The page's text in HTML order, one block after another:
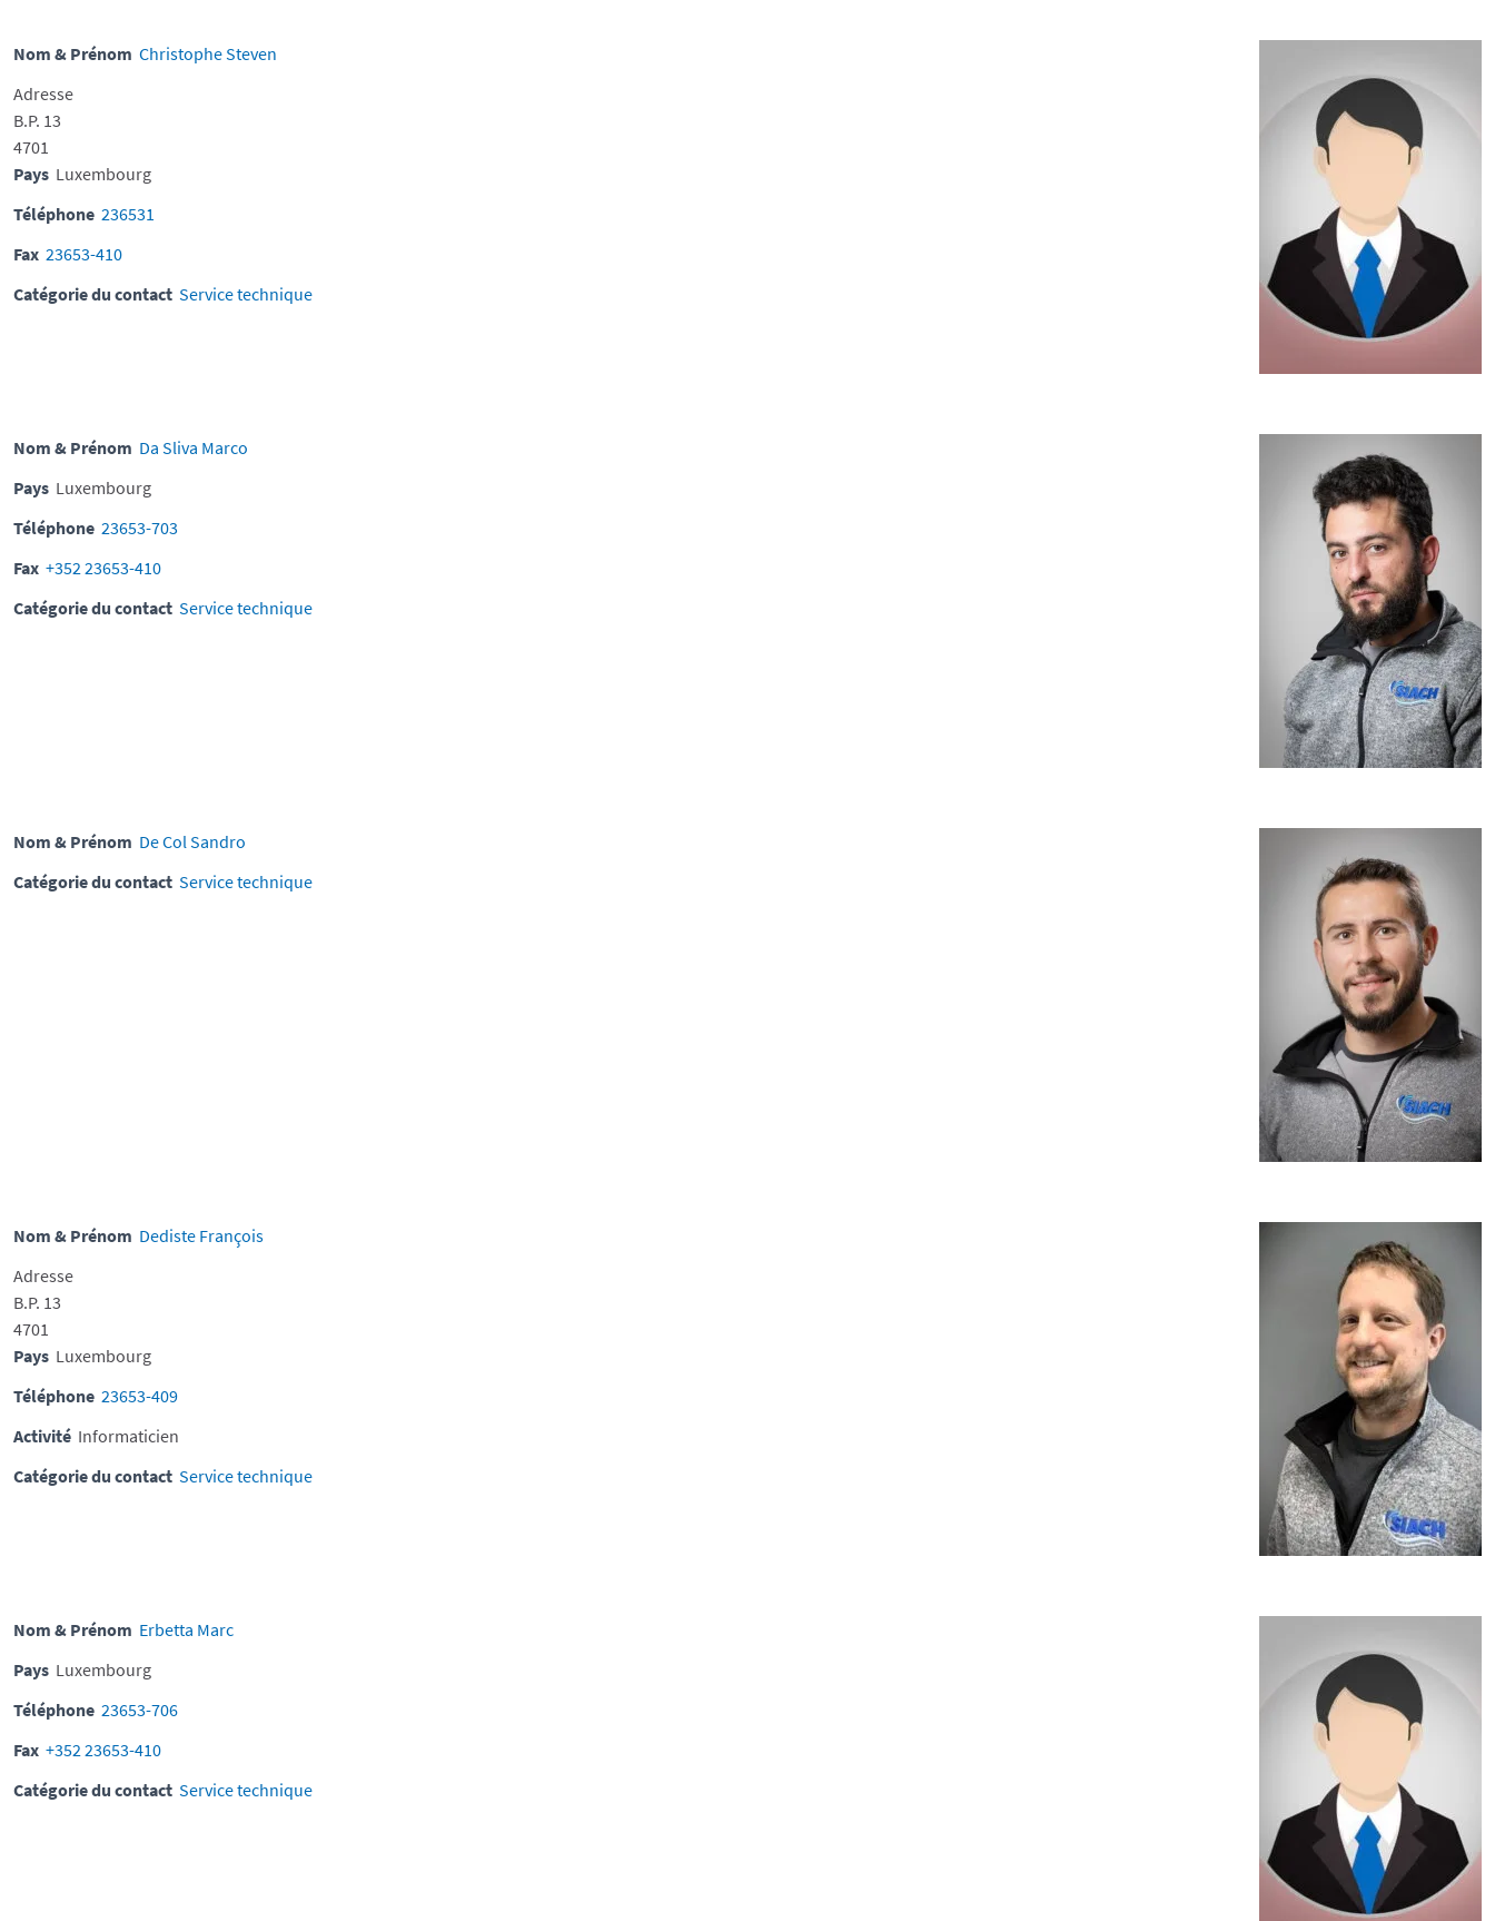
Nom & Prénom Christophe Steven
Adresse
B.P. 13
4701
Pays Luxembourg
Téléphone 236531
Fax 23653-410
Catégorie du contact Service technique
Nom & Prénom Da Sliva Marco
Pays Luxembourg
Téléphone 23653-703
Fax +352 23653-410
Catégorie du contact Service technique
Nom & Prénom De Col Sandro
Catégorie du contact Service technique
Nom & Prénom Dediste François
Adresse
B.P. 13
4701
Pays Luxembourg
Téléphone 23653-409
Activité Informaticien
Catégorie du contact Service technique
Nom & Prénom Erbetta Marc
Pays Luxembourg
Téléphone 23653-706
Fax +352 23653-410
Catégorie du contact Service technique